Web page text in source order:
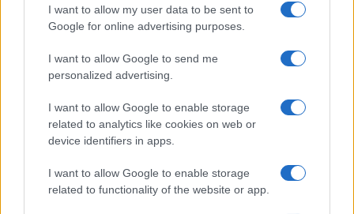
I want to allow my user data to be sent to
Google for online advertising purposes.
I want to allow Google to send me
personalized advertising.
I want to allow Google to enable storage
related to analytics like cookies on web or
device identifiers in apps.
I want to allow Google to enable storage
related to functionality of the website or app.
Lamezia International Film Fest: arte e cultura si
Camilla Pellegrini · 16 Lug 2026